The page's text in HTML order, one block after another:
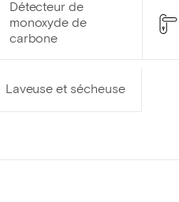
Détecteur de
monoxyde de
carbone
Laveuse et sécheuse